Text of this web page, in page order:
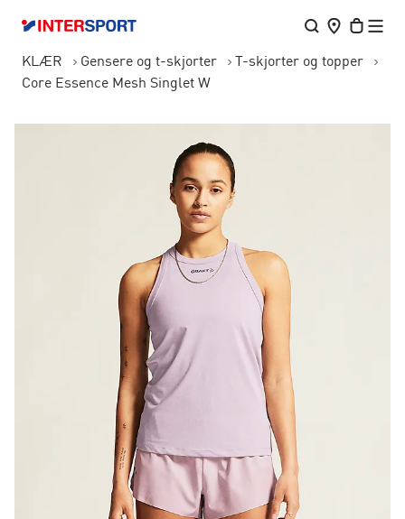
KLÆR Gensere og t-skjorter
T-skjorter og topper
Core Essence Mesh Singlet W